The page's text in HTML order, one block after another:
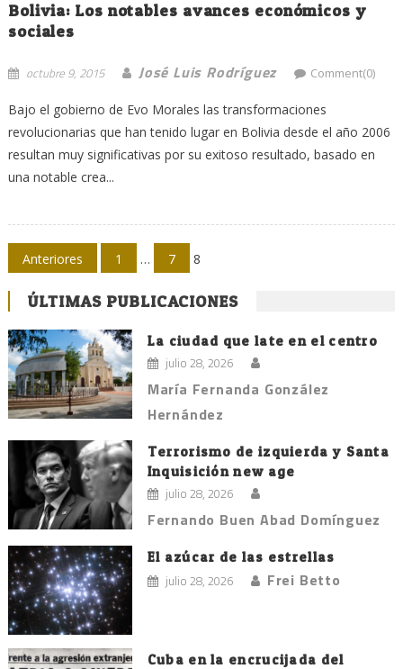
Bolivia: Los notables avances económicos y
sociales
octubre 9, 2015 José Luis Rodríguez Comment(0)
Bajo el gobierno de Evo Morales las transformaciones
revolucionarias que han tenido lugar en Bolivia desde el año 2006
resultan muy significativas por su exitoso resultado, basado en
una notable crea...
Navegación
de
entradas
Anteriores 1 … 7 8
ÚLTIMAS PUBLICACIONES
La ciudad que late en el centro
julio 28, 2026
María Fernanda González
Hernández
Terrorismo de izquierda y Santa
Inquisición new age
julio 28, 2026
Fernando Buen Abad Domínguez
El azúcar de las estrellas
julio 28, 2026 Frei Betto
Cuba en la encrucijada del